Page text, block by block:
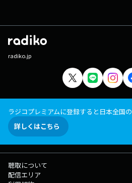
radiko.jp
ラジコプレミアムに登録すると日本全国
詳しくはこちら
聴取について
配信エリア